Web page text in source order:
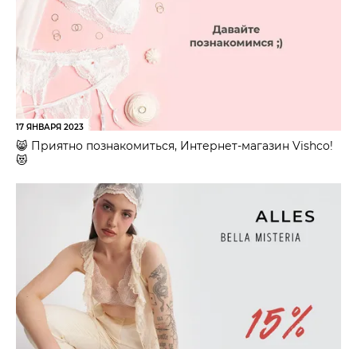
17 ЯНВАРЯ 2023
😸 Приятно познакомиться, Интернет-магазин Vishco!
😻